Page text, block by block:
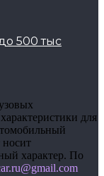
500 тыс
для
характер. По